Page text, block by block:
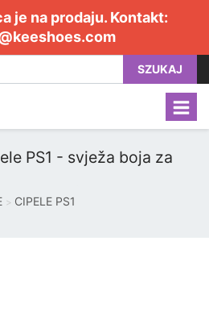
je na prodaju. Kontakt:
SZUKAJ
PS1 - svježa boja za
CIPELE PS1